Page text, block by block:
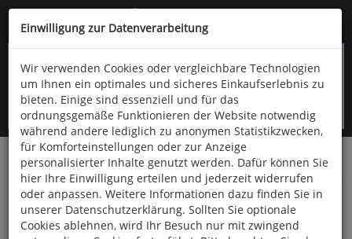
Kompletten Head der Seite überspringen
oder (06766) 9323-960
Startseite Bücher Philosophie
Würde
Einwilligung zur Datenverarbeitung
Wir verwenden Cookies oder vergleichbare Technologien
um Ihnen ein optimales und sicheres Einkaufserlebnis zu
bieten. Einige sind essenziell und für das
ordnungsgemäße Funktionieren der Website notwendig
während andere lediglich zu anonymen Statistikzwecken,
für Komforteinstellungen oder zur Anzeige
personalisierter Inhalte genutzt werden. Dafür können Sie
hier Ihre Einwilligung erteilen und jederzeit widerrufen
oder anpassen. Weitere Informationen dazu finden Sie in
unserer Datenschutzerklärung. Sollten Sie optionale
Cookies ablehnen, wird Ihr Besuch nur mit zwingend